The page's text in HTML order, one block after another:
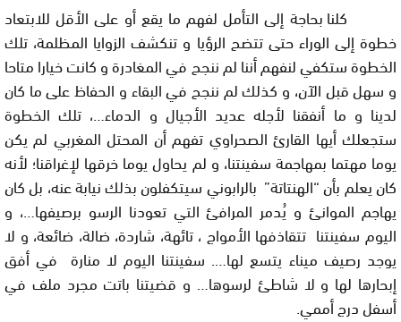
كلنا بحاجة إلى التأمل لفهم ما يقع أو على الأقل للابتعاد
خطوة إلى الوراء حتى تتضح الرؤيا و تنكشف الزوايا المظلمة، تلك
الخطوة ستكفي لنفهم أننا لم ننجح في المغادرة و كانت خيارا متاحا
و سهل قبل الآن، و كذلك لم ننجح في البقاء و الحفاظ على ما كان
لدينا و ما أنفقنا لأجله عديد الأجيال و الدماء…، تلك الخطوة
ستجعلك أيها القارئ الصحراوي تفهم أن المحتل المغربي لم يكن
يوما مهتما بمهاجمة سفينتنا، و لم يحاول يوما خرقها لإغراقنا؛ لأنه
كان يعلم بأن “الهنتاتة” بالرابوني سيتكفلون بذلك نيابة عنه، بل كان
يهاجم الموانئ و يُدمر المرافئ التي تعودنا الرسو برصيفها…، و
اليوم سفينتنا تتقاذفها الأمواج ، تائهة، شاردة، ضالة، ضائعة، و لا
يوجد رصيف ميناء يتسع لها…. سفينتنا اليوم لا منارة في أفق
إبحارها لها و لا شاطئ لرسوها… و قضيتنا باتت مجرد ملف في
أسفل درج أممي.